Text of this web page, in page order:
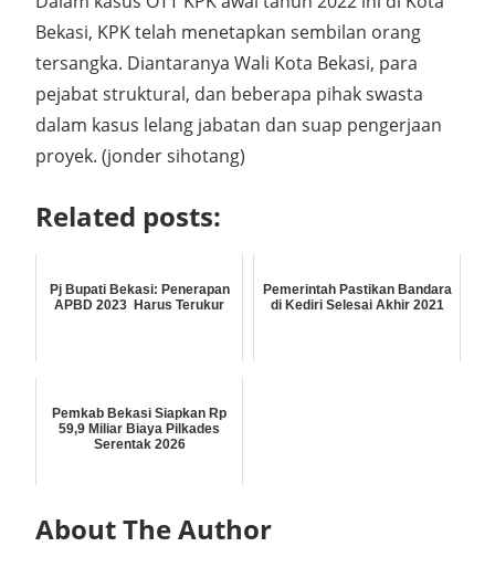
Bekasi, KPK telah menetapkan sembilan orang
tersangka. Diantaranya Wali Kota Bekasi, para
pejabat struktural, dan beberapa pihak swasta
dalam kasus lelang jabatan dan suap pengerjaan
proyek. (jonder sihotang)
Related posts:
Pj Bupati Bekasi: Penerapan
APBD 2023 Harus Terukur
Pemerintah Pastikan Bandara
di Kediri Selesai Akhir 2021
Pemkab Bekasi Siapkan Rp
59,9 Miliar Biaya Pilkades
Serentak 2026
About The Author